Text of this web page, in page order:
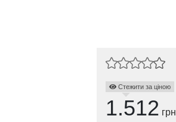
Стежити за ціною
1.512 грн